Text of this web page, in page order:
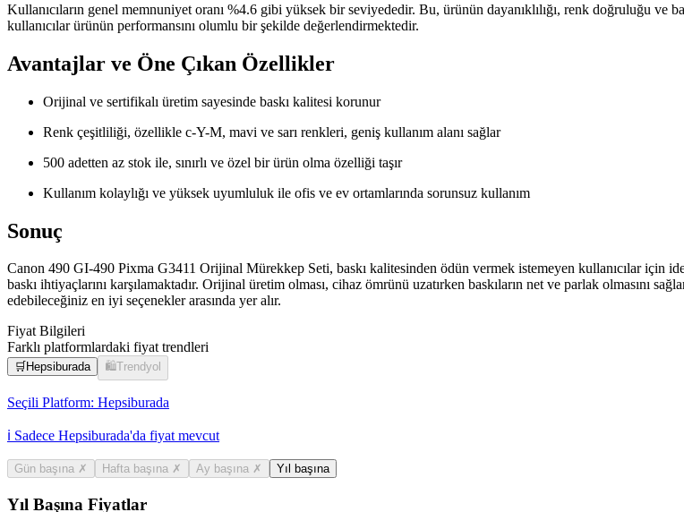
Kullanıcıların genel memnuniyet oranı %4.6 gibi yüksek bir seviyededir. Bu, ürünün dayanıklılığı, renk doğruluğu ve
kullanıcılar ürünün performansını olumlu bir şekilde değerlendirmektedir.
Avantajlar ve Öne Çıkan Özellikler
Orijinal ve sertifikalı üretim sayesinde baskı kalitesi korunur
Renk çeşitliliği, özellikle c-Y-M, mavi ve sarı renkleri, geniş kullanım alanı sağlar
500 adetten az stok ile, sınırlı ve özel bir ürün olma özelliği taşır
Kullanım kolaylığı ve yüksek uyumluluk ile ofis ve ev ortamlarında sorunsuz kullanım
Sonuç
Canon 490 GI-490 Pixma G3411 Orijinal Mürekkep Seti, baskı kalitesinden ödün vermek istemeyen kullanıcılar için
baskı ihtiyaçlarını karşılamaktadır. Orijinal üretim olması, cihaz ömrünü uzatırken baskıların net ve parlak olmasını
edebileceğiniz en iyi seçenekler arasında yer alır.
Fiyat Bilgileri
Farklı platformlardaki fiyat trendleri
🛒 Hepsiburada 🛍️Trendyol
Seçili Platform: Hepsiburada
ℹ️ Sadece Hepsiburada'da fiyat mevcut
Gün başına ✗ Hafta başına ✗ Ay başına ✗ Yıl başına
Yıl Başına Fiyatlar